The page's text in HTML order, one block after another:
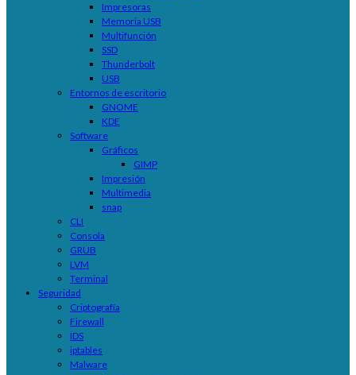
Impresoras
Memoria USB
Multifunción
SSD
Thunderbolt
USB
Entornos de escritorio
GNOME
KDE
Software
Gráficos
GIMP
Impresión
Multimedia
snap
CLI
Consola
GRUB
LVM
Terminal
Seguridad
Criptografía
Firewall
IDS
iptables
Malware